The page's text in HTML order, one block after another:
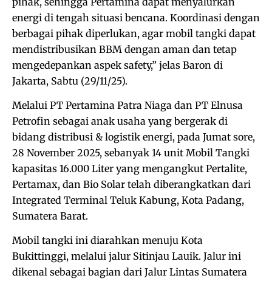
energi di tengah situasi bencana. Koordinasi dengan
berbagai pihak diperlukan, agar mobil tangki dapat
mendistribusikan BBM dengan aman dan tetap
mengedepankan aspek safety,” jelas Baron di
Jakarta, Sabtu (29/11/25).
Melalui PT Pertamina Patra Niaga dan PT Elnusa
Petrofin sebagai anak usaha yang bergerak di
bidang distribusi & logistik energi, pada Jumat sore,
28 November 2025, sebanyak 14 unit Mobil Tangki
kapasitas 16.000 Liter yang mengangkut Pertalite,
Pertamax, dan Bio Solar telah diberangkatkan dari
Integrated Terminal Teluk Kabung, Kota Padang,
Sumatera Barat.
Mobil tangki ini diarahkan menuju Kota
Bukittinggi, melalui jalur Sitinjau Lauik. Jalur ini
dikenal sebagai bagian dari Jalur Lintas Sumatera